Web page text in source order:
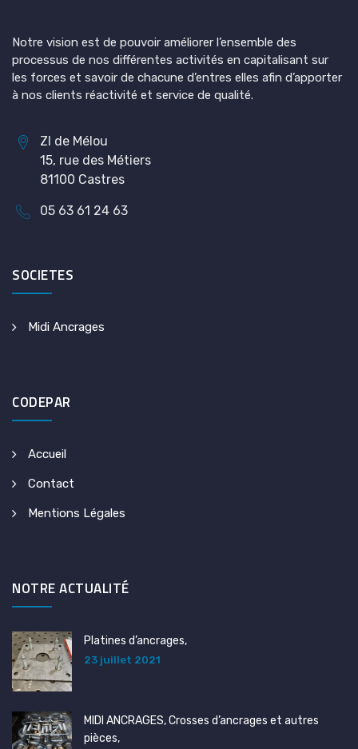
Notre vision est de pouvoir améliorer l’ensemble des
processus de nos différentes activités en capitalisant sur
les forces et savoir de chacune d’entres elles afin d’apporter
à nos clients réactivité et service de qualité.
ZI de Mélou
15, rue des Métiers
81100 Castres
05 63 61 24 63
SOCIETES
Midi Ancrages
CODEPAR
Accueil
Contact
Mentions Légales
NOTRE ACTUALITÉ
Platines d’ancrages,
23 juillet 2021
MIDI ANCRAGES, Crosses d’ancrages et autres
pièces,